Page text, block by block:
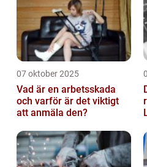
07 oktober 2025
Vad är en arbetsskada
och varför är det viktigt
att anmäla den?